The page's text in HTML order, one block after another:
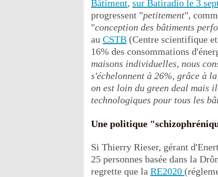
Bâtiment, sur Batiradio le 3
progressent "petitement",
"conception des bâtiments
au CSTB (Centre scientifique
16% des consommations
maisons individuelles, nous
s'échelonnent à 26%, grâce à
on est loin du green deal mais
technologiques pour tous les
Une politique
Si Thierry Rieser, gérant
25 personnes basée dans la
regrette que la RE2020